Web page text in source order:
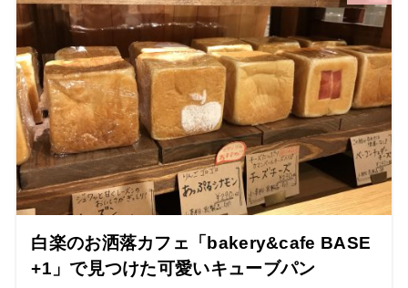
白楽のお洒落カフェ「bakery&cafe BASE
+1」で見つけた可愛いキューブパン